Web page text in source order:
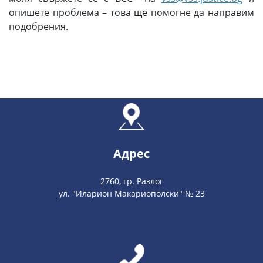
опишете проблема – това ще помогне да направим
подобрения.
Адрес
2760, гр. Разлог
ул. "Иларион Макариополски" № 23